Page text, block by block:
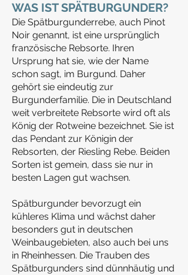
WAS IST SPÄTBURGUNDER?
Die Spätburgunderrebe, auch Pinot
Noir genannt, ist eine ursprünglich
französische Rebsorte. Ihren
Ursprung hat sie, wie der Name
schon sagt, im Burgund. Daher
gehört sie eindeutig zur
Burgunderfamilie. Die in Deutschland
weit verbreitete Rebsorte wird oft als
König der Rotweine bezeichnet. Sie ist
das Pendant zur Königin der
Rebsorten, der Riesling Rebe. Beiden
Sorten ist gemein, dass sie nur in
besten Lagen gut wachsen.
Spätburgunder bevorzugt ein
kühleres Klima und wächst daher
besonders gut in deutschen
Weinbaugebieten, also auch bei uns
in Rheinhessen. Die Trauben des
Spätburgunders sind dünnhäutig und